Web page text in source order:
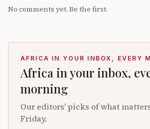
No comments yet. Be the first.
AFRICA IN YOUR INBOX, EVERY
Africa in your inbox,
morning
Our editors' picks of what
Friday.